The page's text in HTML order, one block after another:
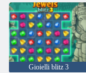
Gioielli blitz 3